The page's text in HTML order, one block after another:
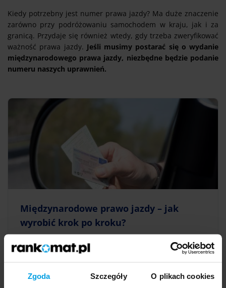
Zgoda Szczegóły O plikach cookies
Kiedy potrzebny jest numer prawa jazdy? Ma duże znaczenie
zarówno przy podróżowaniu samochodem w kraju, jak i za
granicą. Przydaje się również wtedy, gdy trzeba zweryfikować
ważność prawa jazdy. Jeśli musimy postarać się o wydanie
międzynarodowego prawa jazdy, niezbędne będzie podanie
numeru naszych uprawnień.
Międzynarodowe prawo jazdy – jak
wyrobić krok po kroku?